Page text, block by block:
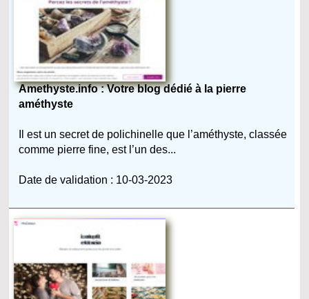
Amethyste.info : Votre blog dédié à la pierre
améthyste
Il est un secret de polichinelle que l’améthyste, classée
comme pierre fine, est l’un des...
Date de validation : 10-03-2023